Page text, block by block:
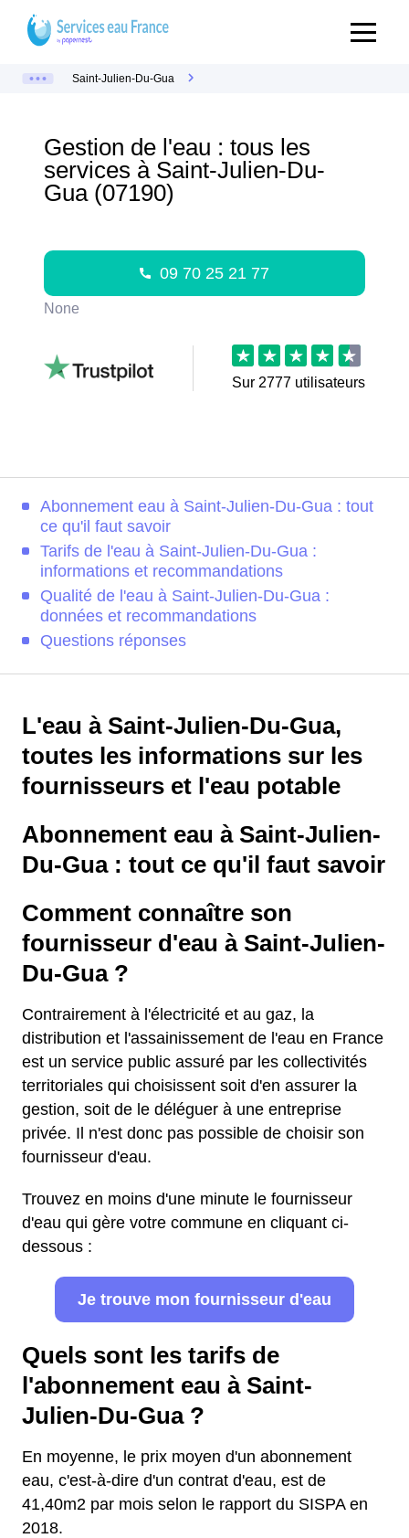
Saint-Julien-Du-Gua
Gestion de l'eau : tous les
services à Saint-Julien-Du-
Gua (07190)
09 70 25 21 77
None
Sur 2777 utilisateurs
Abonnement eau à Saint-Julien-Du-Gua : tout
ce qu'il faut savoir
Tarifs de l'eau à Saint-Julien-Du-Gua :
informations et recommandations
Qualité de l'eau à Saint-Julien-Du-Gua :
données et recommandations
Questions réponses
L'eau à Saint-Julien-Du-Gua,
toutes les informations sur les
fournisseurs et l'eau potable
Abonnement eau à Saint-Julien-
Du-Gua : tout ce qu'il faut savoir
Comment connaître son
fournisseur d'eau à Saint-Julien-
Du-Gua ?
Contrairement à l'électricité et au gaz, la
distribution et l'assainissement de l'eau en France
est un service public assuré par les collectivités
territoriales qui choisissent soit d'en assurer la
gestion, soit de le déléguer à une entreprise
privée. Il n'est donc pas possible de choisir son
fournisseur d'eau.
Trouvez en moins d'une minute le fournisseur
d'eau qui gère votre commune en cliquant ci-
dessous :
Je trouve mon fournisseur d'eau
Quels sont les tarifs de
l'abonnement eau à Saint-
Julien-Du-Gua ?
En moyenne, le prix moyen d'un abonnement
eau, c'est-à-dire d'un contrat d'eau, est de
41,40m2 par mois selon le rapport du SISPA en
2018.